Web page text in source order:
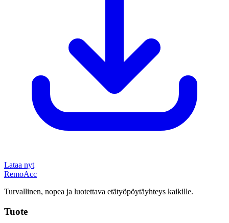
Lataa nyt
RemoAcc
Turvallinen, nopea ja luotettava etätyöpöytäyhteys kaikille.
Tuote